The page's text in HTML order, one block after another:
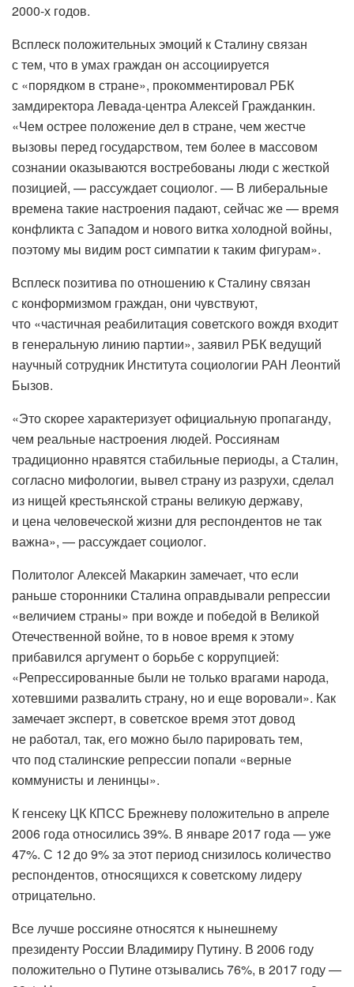
2000-х годов.
Всплеск положительных эмоций к Сталину связан
с тем, что в умах граждан он ассоциируется
с «порядком в стране», прокомментировал РБК
замдиректора Левада-центра Алексей Гражданкин.
«Чем острее положение дел в стране, чем жестче
вызовы перед государством, тем более в массовом
сознании оказываются востребованы люди с жесткой
позицией, — рассуждает социолог. — В либеральные
времена такие настроения падают, сейчас же — время
конфликта с Западом и нового витка холодной войны,
поэтому мы видим рост симпатии к таким фигурам».
Всплеск позитива по отношению к Сталину связан
с конформизмом граждан, они чувствуют,
что «частичная реабилитация советского вождя входит
в генеральную линию партии», заявил РБК ведущий
научный сотрудник Института социологии РАН Леонтий
Бызов.
«Это скорее характеризует официальную пропаганду,
чем реальные настроения людей. Россиянам
традиционно нравятся стабильные периоды, а Сталин,
согласно мифологии, вывел страну из разрухи, сделал
из нищей крестьянской страны великую державу,
и цена человеческой жизни для респондентов не так
важна», — рассуждает социолог.
Политолог Алексей Макаркин замечает, что если
раньше сторонники Сталина оправдывали репрессии
«величием страны» при вожде и победой в Великой
Отечественной войне, то в новое время к этому
прибавился аргумент о борьбе с коррупцией:
«Репрессированные были не только врагами народа,
хотевшими развалить страну, но и еще воровали». Как
замечает эксперт, в советское время этот довод
не работал, так, его можно было парировать тем,
что под сталинские репрессии попали «верные
коммунисты и ленинцы».
К генсеку ЦК КПСС Брежневу положительно в апреле
2006 года относились 39%. В январе 2017 года — уже
47%. С 12 до 9% за этот период снизилось количество
респондентов, относящихся к советскому лидеру
отрицательно.
Все лучше россияне относятся к нынешнему
президенту России Владимиру Путину. В 2006 году
положительно о Путине отзывались 76%, в 2017 году —